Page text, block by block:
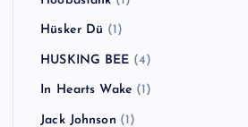
Hüsker Dü (1)
HUSKING BEE (4)
In Hearts Wake (1)
Jack Johnson (1)